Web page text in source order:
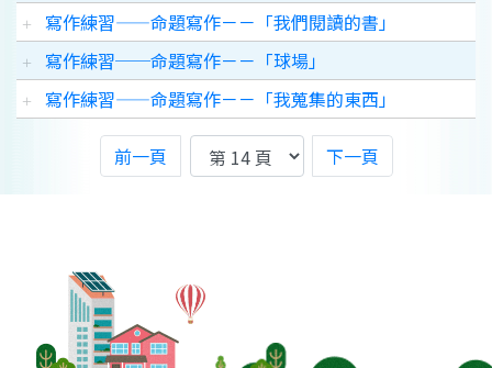
寫作練習——命題寫作－－「我們閱讀的書」
寫作練習──命題寫作－－「球場」
寫作練習——命題寫作－－「我蒐集的東西」
前一頁 下一頁